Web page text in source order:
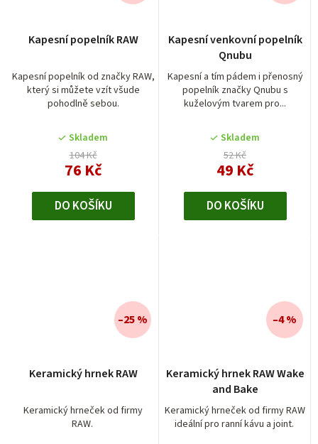
Kapesní popelník RAW
Kapesní popelník od značky RAW,
který si můžete vzít všude
pohodlně sebou.
Skladem
104 Kč
76 Kč
DO KOŠÍKU
Kapesní venkovní popelník
Qnubu
Kapesní a tím pádem i přenosný
popelník značky Qnubu s
kuželovým tvarem pro...
Skladem
52 Kč
49 Kč
DO KOŠÍKU
Keramický hrnek RAW
Keramický hrneček od firmy
RAW.
–25 %
Keramický hrnek RAW Wake
and Bake
Keramický hrneček od firmy RAW
ideální pro ranní kávu a joint.
–4 %